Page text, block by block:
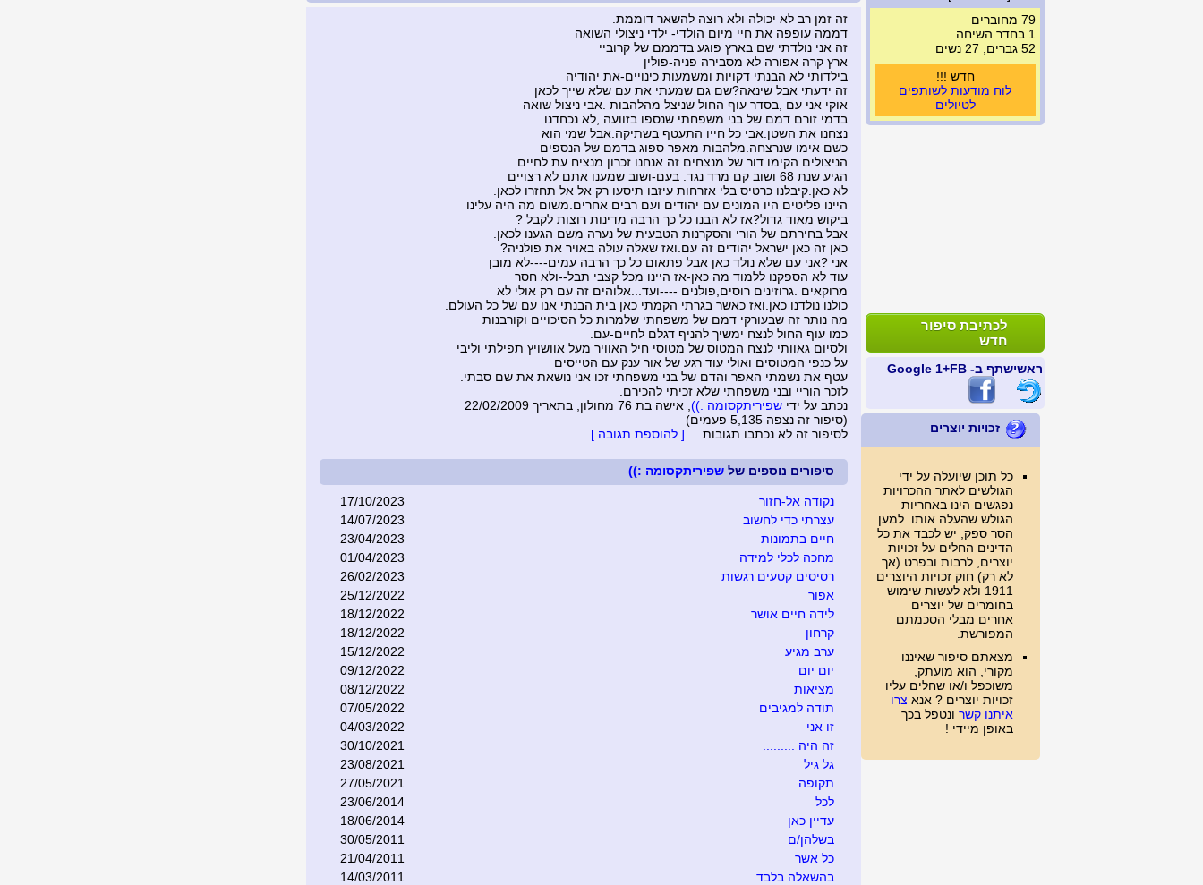
79 מחוברים
1 בחדר השיחה
52 גברים, 27 נשים
חדש !!!
לוח מודעות לשותפים
לטיולים
לכתיבת סיפור
חדש
ראשישתף ב- FB +1 Google
זכויות יוצרים
כל תוכן שיועלה על ידי
הגולשים לאתר ההכרויות
נפגשים הינו באחריות
הגולש שהעלה אותו. למען
הסר ספק, יש לכבד את כל
הדינים החלים על זכויות
יוצרים, לרבות ובפרט (אך
לא רק) חוק זכויות היוצרים
1911 ולא לעשות שימוש
בחומרים של יוצרים
אחרים מבלי הסכמתם
המפורשת.
מצאתם סיפור שאיננו
מקורי, הוא מועתק,
משוכפל ו/או שחלים עליו
זכויות יוצרים ? אנא צרו
איתנו קשר ונטפל בכך
באופן מיידי !
זה זמן רב לא יכולה ולא רוצה להשאר דוממת.
דממה עופפה את חיי מיום הולדי- ילדי ניצולי השואה
זה אני נולדתי שם בארץ פוגע בדממם של קרוביי
ארץ קרה אפורה לא מסבירה פניה-פולין
בילדותי לא הבנתי דקויות ומשמעות כינויים-את יהודיה
זה ידעתי אבל שינאה?שם גם שמעתי את עם שלא שייך לכאן
אוקי אני עם ,בסדר עוף החול שניצל מהלהבות .אבי ניצול שואה
בדמי זורם דמם של בני משפחתי שנספו בזוועה ,לא נכחדנו
נצחנו את השטן.אבי כל חייו התעטף בשתיקה.אבל שמי הוא
כשם אימו שנרצחה.מלהבות מאפר ספוג בדמם של הנספים
הניצולים הקימו דור של מנצחים.זה אנחנו זכרון מנציח עת לחיים.
הגיע שנת 68 ושוב קם מרד נגד. בעם-ושוב שמענו אתם לא רצויים
לא כאן.קיבלנו כרטיס בלי אזרחות עיזבו תיסעו רק אל אל תחזרו לכאן.
היינו פליטים היו המונים עם יהודים ועם רבים אחרים.משום מה היה עלינו
ביקוש מאוד גדול?אז לא הבנו כל כך הרבה מדינות רוצות לקבל ?
אבל בחירתם של הורי והסקרנות הטבעית של נערה משם הגענו לכאן.
כאן זה כאן ישראל יהודים זה עם.ואז שאלה עולה באויר את פולניה?
אני ?אני עם שלא נולד כאן אבל פתאום כל כך הרבה עמים----לא מובן
עוד לא הספקנו ללמוד מה כאן-אז היינו מכל קצבי תבל--ולא חסר
מרוקאים .גרוזינים רוסים,פולנים ----ועד...אלוהים זה עם רק אולי לא
כולנו נולדנו כאן.ואז כאשר בגרתי הקמתי כאן בית הבנתי אנו עם של כל העולם.
מה נותר זה שבעורקי דמם של משפחתי שלמרות כל הסיכויים וקורבנות
כמו עוף החול לנצח ימשיך להניף דגלם לחיים-עם.
ולסיום גאוותי לנצח המטוס של מטוסי חיל האוויר מעל אוושויץ תפילתי וליבי
על כנפי המטוסים ואולי עוד רגע של אור ענק עם הטייסים
עטף את נשמתי האפר והדם של בני משפחתי זכו אני נושאת את שם סבתי.
לזכר הוריי ובני משפחתי שלא זכיתי להכירם.
נכתב על ידי שפיריתקסומה :)) , אישה בת 76 מחולון, בתאריך 22/02/2009
(סיפור זה נצפה 5,135 פעמים)
לסיפור זה לא נכתבו תגובות [ להוספת תגובה ]
סיפורים נוספים של שפיריתקסומה :))
נקודה אל-חזור
17/10/2023
עצרתי כדי לחשוב
14/07/2023
חיים בתמונות
23/04/2023
מחכה לכלי למידה
01/04/2023
רסיסים קטעים רגשות
26/02/2023
אפור
25/12/2022
לידה חיים אושר
18/12/2022
קרחון
18/12/2022
ערב מגיע
15/12/2022
יום יום
09/12/2022
מציאות
08/12/2022
תודה למגיבים
07/05/2022
זו אני
04/03/2022
זה היה .........
30/10/2021
גל גיל
23/08/2021
תקופה
27/05/2021
לכל
23/06/2014
עדיין כאן
18/06/2014
בשלהן/ם
30/05/2011
כל אשר
21/04/2011
בהשאלה בלבד
14/03/2011